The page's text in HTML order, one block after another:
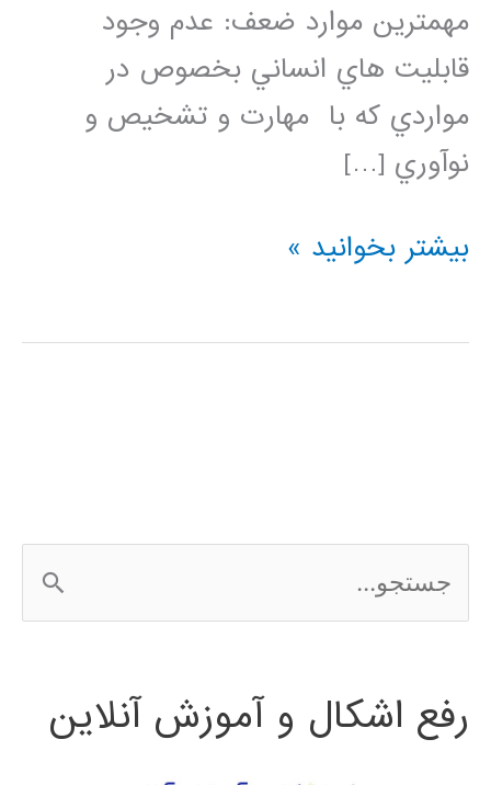
مهمترين موارد ضعف: عدم وجود
قابليت هاي انساني بخصوص در
مواردي كه با مهارت و تشخيص و
نوآوري […]
بازشناسی
الگو
بیشتر بخوانید »
س
ج
رفع اشکال و آموزش آنلاین